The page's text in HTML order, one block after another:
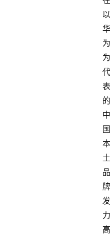
以
华
为
为
代
表
的
中
国
本
土
品
牌
发
力
高